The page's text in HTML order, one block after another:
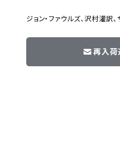
ジョン・ファウルズ、沢村灌訳、
再入荷